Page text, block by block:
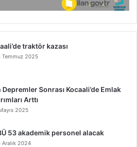
traktör kazası
Temmuz 2025
Depremler Sonrası Kocaali’de Emlak
Arttı
2025
53 akademik personel alacak
Aralık 2024